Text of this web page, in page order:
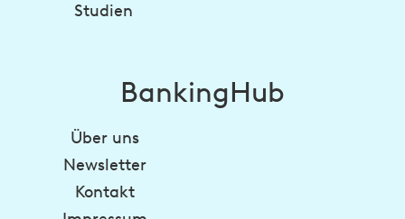
Studien
BankingHub
Über uns
Newsletter
Kontakt